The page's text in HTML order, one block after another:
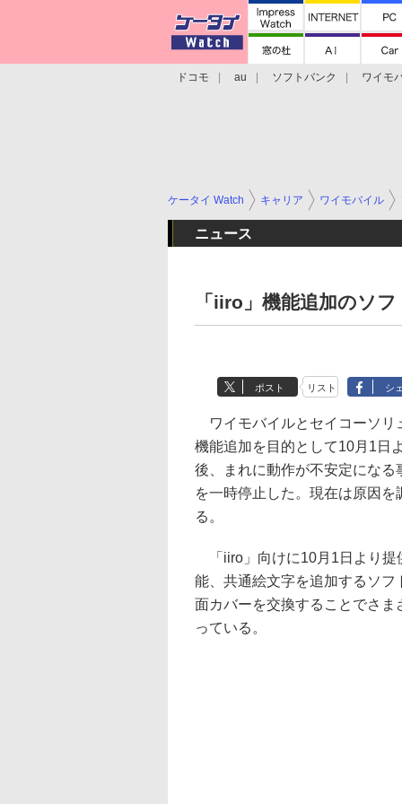
ドコモ au ソフトバンク
ワイモ
ケータイ Watch キャリア ワイモバイル
ニュース
「iiro」機能追加のソ
ポスト リスト シ
ワイモバイルとセイコーソリ
機能追加を目的として10月1日
後、まれに動作が不安定にな
を一時停止した。現在は原因
る。
「iiro」向けに10月1日より提
能、共通絵文字を追加するソ
面カバーを交換することでさ
っている。